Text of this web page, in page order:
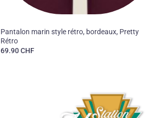
Pantalon marin style rétro, bordeaux, Pretty
Rétro
69.90CHF